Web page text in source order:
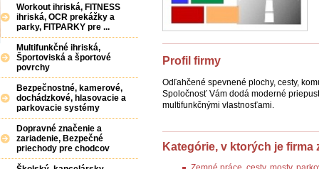
Profil firmy
Odľahčené spevnené plochy, cesty,
Spoločnosť Vám dodá moderné
multifunkčnými vlastnosťami.
Kategórie, v ktorých je firma
Workout ihriská, FITNESS
ihriská, OCR prekážky a
parky, FITPARKY pre ...
Multifunkčné ihriská,
Športoviská a športové
povrchy
Bezpečnostné, kamerové,
dochádzkové, hlasovacie a
parkovacie systémy
Dopravné značenie a
zariadenie, Bezpečné
priechody pre chodcov